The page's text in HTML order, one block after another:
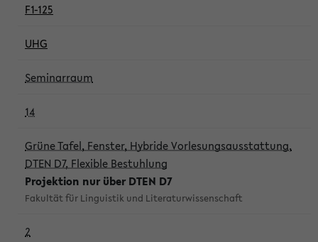
F1-125
UHG
Seminarraum
14
Grüne Tafel, Fenster, Hybride Vorlesungsausstattung,
DTEN D7, Flexible Bestuhlung
Projektion nur über DTEN D7
Fakultät für Linguistik und Literaturwissenschaft
2